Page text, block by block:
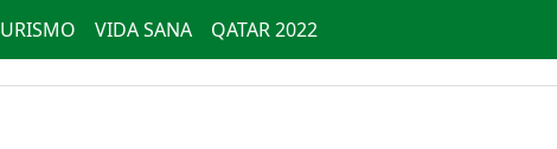
VIDA SANA QATAR 2022